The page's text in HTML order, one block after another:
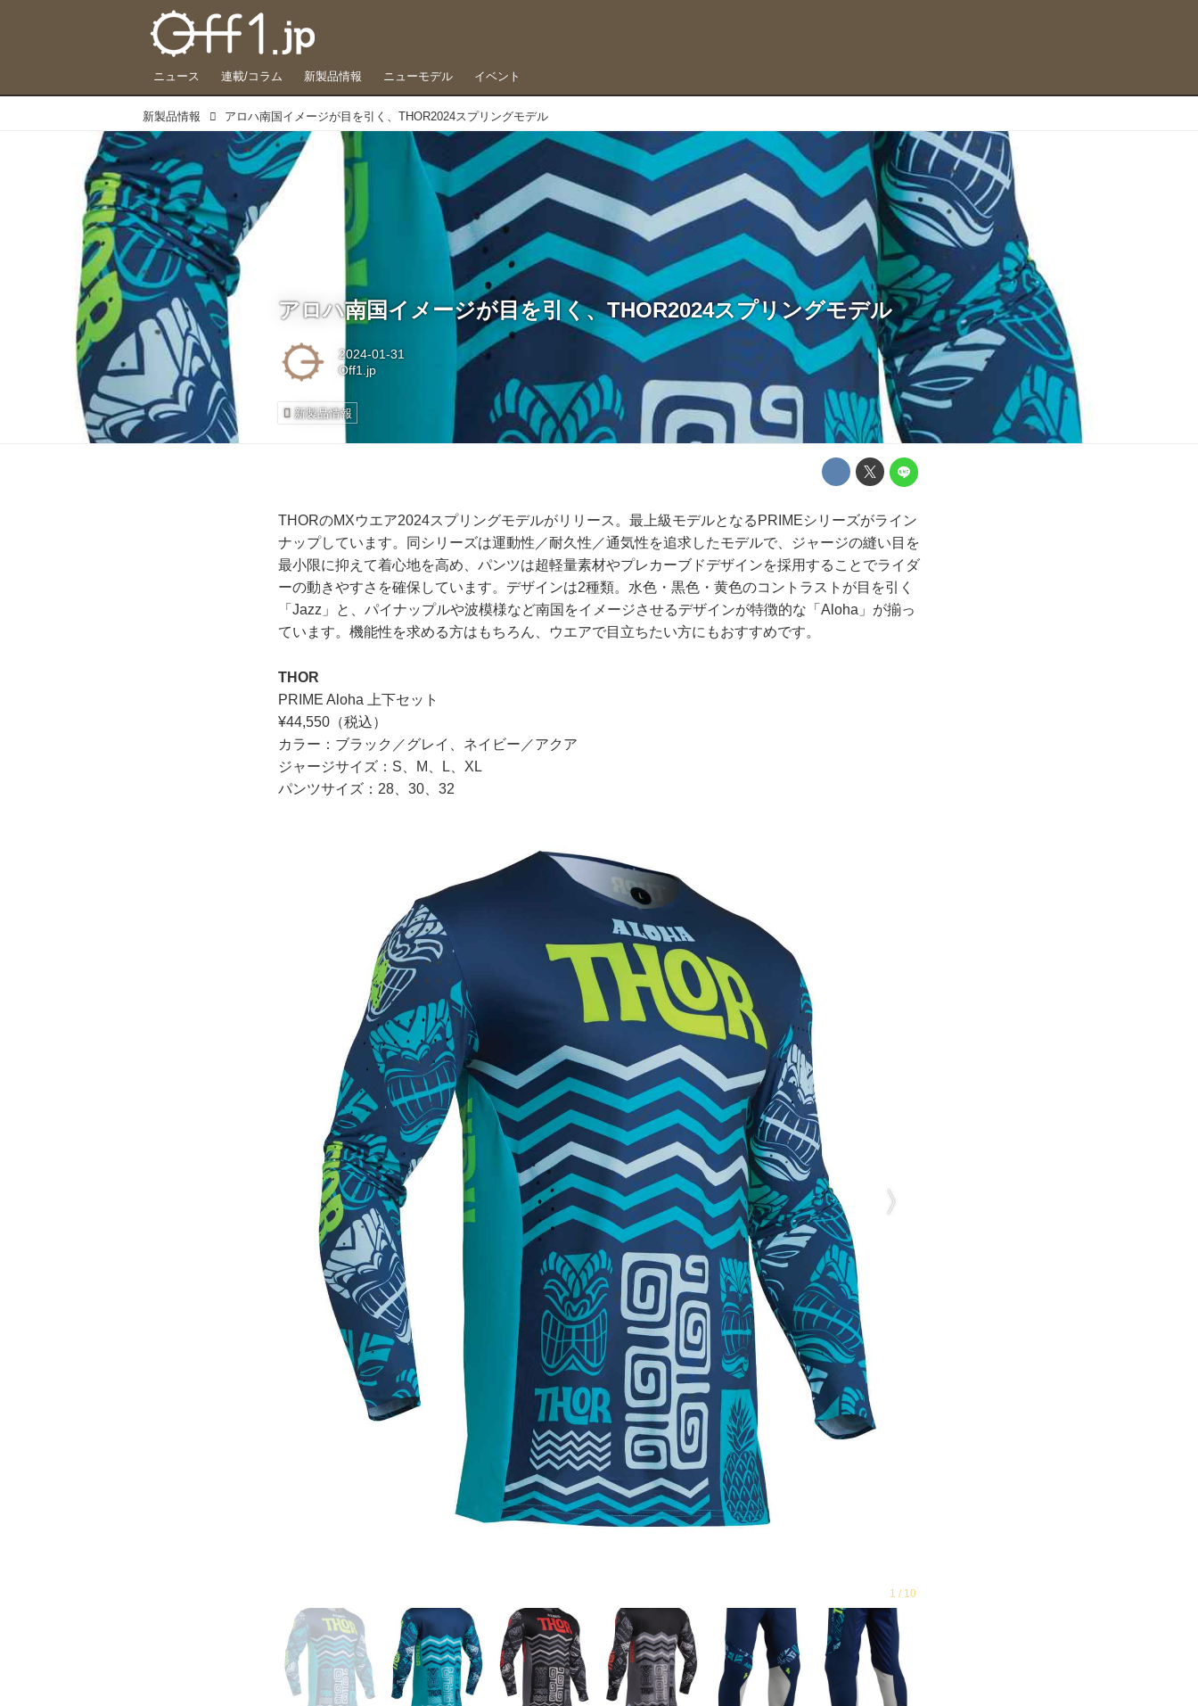
ニュース 連載/コラム 新製品情報 ニューモデル イベント
新製品情報 アロハ南国イメージが目を引く、THOR2024スプリングモデル
アロハ南国イメージが目を引く、THOR2024スプリングモデル
2024-01-31
Off1.jp
新製品情報
THORのMXウエア2024スプリングモデルがリリース。最上級モデルとなるPRIMEシリーズがライン
ナップしています。同シリーズは運動性／耐久性／通気性を追求したモデルで、ジャージの縫い目を
最小限に抑えて着心地を高め、パンツは超軽量素材やプレカーブドデザインを採用することでライダ
ーの動きやすさを確保しています。デザインは2種類。水色・黒色・黄色のコントラストが目を引く
「Jazz」と、パイナップルや波模様など南国をイメージさせるデザインが特徴的な「Aloha」が揃っ
ています。機能性を求める方はもちろん、ウエアで目立ちたい方にもおすすめです。
THOR
PRIME Aloha 上下セット
¥44,550（税込）
カラー：ブラック／グレイ、ネイビー／アクア
ジャージサイズ：S、M、L、XL
パンツサイズ：28、30、32